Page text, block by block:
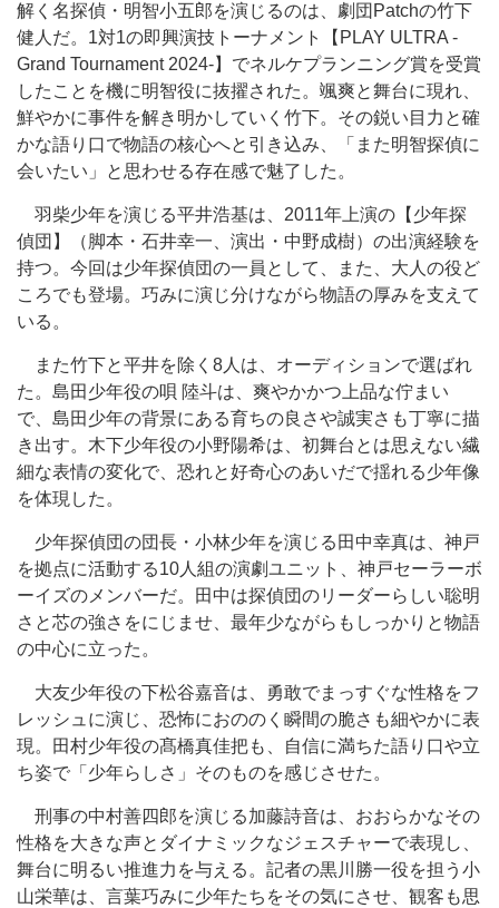
解く名探偵・明智小五郎を演じるのは、劇団Patchの竹下
健人だ。1対1の即興演技トーナメント【PLAY ULTRA -
Grand Tournament 2024-】でネルケプランニング賞を受賞
したことを機に明智役に抜擢された。颯爽と舞台に現れ、
鮮やかに事件を解き明かしていく竹下。その鋭い目力と確
かな語り口で物語の核心へと引き込み、「また明智探偵に
会いたい」と思わせる存在感で魅了した。
羽柴少年を演じる平井浩基は、2011年上演の【少年探
偵団】（脚本・石井幸一、演出・中野成樹）の出演経験を
持つ。今回は少年探偵団の一員として、また、大人の役ど
ころでも登場。巧みに演じ分けながら物語の厚みを支えて
いる。
また竹下と平井を除く8人は、オーディションで選ばれ
た。島田少年役の唄 陸斗は、爽やかかつ上品な佇まい
で、島田少年の背景にある育ちの良さや誠実さも丁寧に描
き出す。木下少年役の小野陽希は、初舞台とは思えない繊
細な表情の変化で、恐れと好奇心のあいだで揺れる少年像
を体現した。
少年探偵団の団長・小林少年を演じる田中幸真は、神戸
を拠点に活動する10人組の演劇ユニット、神戸セーラーボ
ーイズのメンバーだ。田中は探偵団のリーダーらしい聡明
さと芯の強さをにじませ、最年少ながらもしっかりと物語
の中心に立った。
大友少年役の下松谷嘉音は、勇敢でまっすぐな性格をフ
レッシュに演じ、恐怖におののく瞬間の脆さも細やかに表
現。田村少年役の髙橋真佳把も、自信に満ちた語り口や立
ち姿で「少年らしさ」そのものを感じさせた。
刑事の中村善四郎を演じる加藤詩音は、おおらかなその
性格を大きな声とダイナミックなジェスチャーで表現し、
舞台に明るい推進力を与える。記者の黒川勝一役を担う小
山栄華は、言葉巧みに少年たちをその気にさせ、観客も思